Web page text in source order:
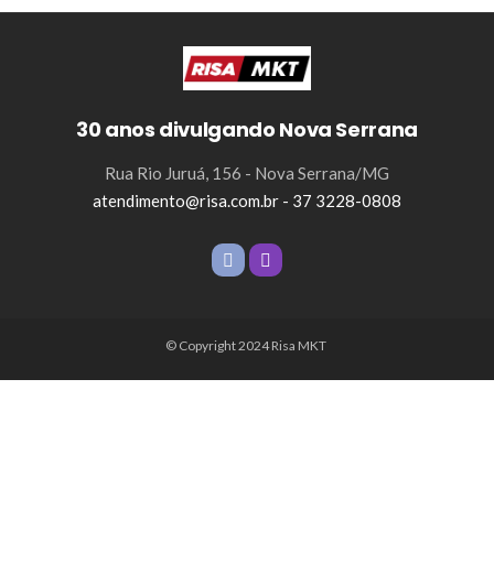
30 anos divulgando Nova Serrana
Rua Rio Juruá, 156 - Nova Serrana/MG
atendimento@risa.com.br - 37 3228-0808
© Copyright 2024 Risa MKT